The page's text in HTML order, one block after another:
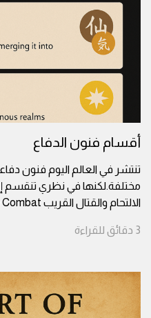
أقسام فنون الدفاع
تنتشر في العالم اليوم فنون
الالتحام والقتال القريب Close Combat.ضمنه فنون
3 دقائق للقراءة